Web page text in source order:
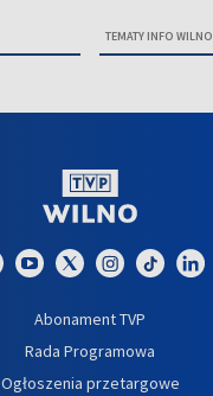
TEMATY INFO WILNO
Abonament TVP
Rada Programowa
Ogłoszenia przetargowe